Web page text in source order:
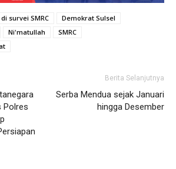
survei SMRC
Demokrat Sulsel
Ni'matullah
SMRC
Polres
Berita Selanjutnya
Serba Mendua sejak Januari
hingga Desember